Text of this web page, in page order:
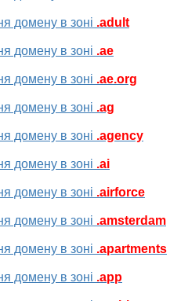
домену в зоні .adult
домену в зоні .ae
домену в зоні .ae.org
домену в зоні .ag
домену в зоні .agency
домену в зоні .ai
домену в зоні .airforce
домену в зоні .amsterdam
домену в зоні .apartments
домену в зоні .app